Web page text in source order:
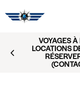
VOYAGES
LOCATIONS